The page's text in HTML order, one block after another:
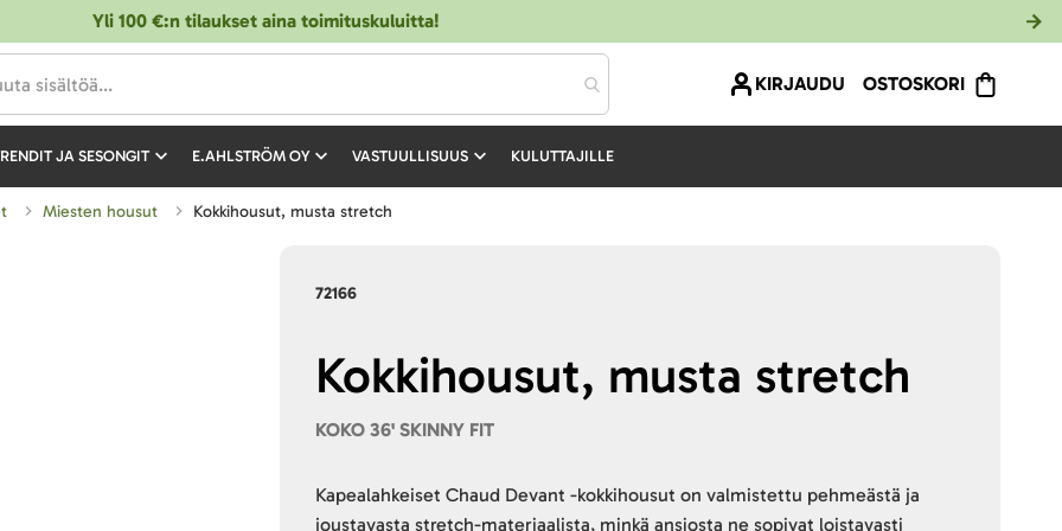
Yli 100 €:n tilaukset aina toimituskuluitta!
KIRJAUDU OSTOSKORI
JA SESONGIT E.AHLSTRÖM OY VASTUULLISUUS KULUTTAJILLE
Miesten housut Kokkihousut, musta stretch
72166
Kokkihousut, musta stretch
KOKO 36' SKINNY FIT
Kapealahkeiset Chaud Devant -kokkihousut on valmistettu pehmeästä ja
joustavasta stretch-materiaalista, minkä ansiosta ne sopivat loistavasti